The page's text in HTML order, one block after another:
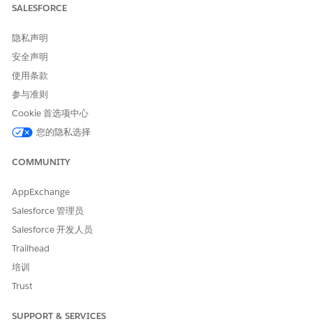
您可以指定在选择特定工作类型时触发的流。
定义和概念的标准化在医疗保健中至关重要，这就是为什么我们有
代码集和代码集捆绑包的原因。代码集是系统定义的代码，代表系
集合，它们都代表同一个真实世界的概念。
工作类型代码集捆绑包捕获走访类型详细信息，包括计划系统、提
供的服务和任何走访类型自定义流。例如，通过外部计划系统预订
的内窥镜手术的预约由表示预约类型、服务类型和类别的代码表
些药物。您可以创建列出访问要求的自定义屏幕流，并使用流名称
窥镜作为出诊类型时，将显示手术要求，用户可以与患者共享详细
信息。
统，则必须创建工作类型代码集捆绑记录。
SALESFORCE
隐私声明
安全声明
使用条款
参与准则
Cookie 首选项中心
您的隐私选择
COMMUNITY
AppExchange
Salesforce 管理员
Salesforce 开发人员
Trailhead
培训
Trust
SUPPORT & SERVICES